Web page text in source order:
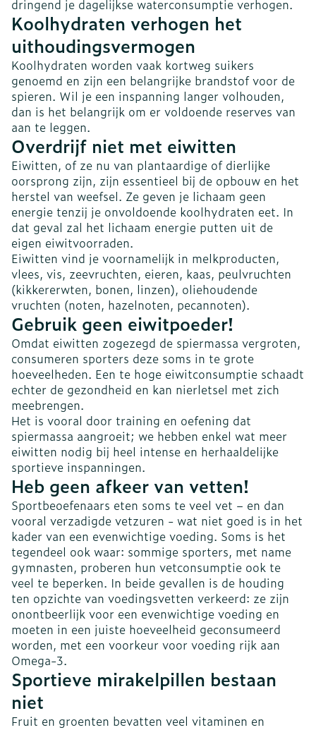
dringend je dagelijkse waterconsumptie verhogen.
Koolhydraten verhogen het
uithoudingsvermogen
Koolhydraten worden vaak kortweg suikers
genoemd en zijn een belangrijke brandstof voor de
spieren. Wil je een inspanning langer volhouden,
dan is het belangrijk om er voldoende reserves van
aan te leggen.
Overdrijf niet met eiwitten
Eiwitten, of ze nu van plantaardige of dierlijke
oorsprong zijn, zijn essentieel bij de opbouw en het
herstel van weefsel. Ze geven je lichaam geen
energie tenzij je onvoldoende koolhydraten eet. In
dat geval zal het lichaam energie putten uit de
eigen eiwitvoorraden.
Eiwitten vind je voornamelijk in melkproducten,
vlees, vis, zeevruchten, eieren, kaas, peulvruchten
(kikkererwten, bonen, linzen), oliehoudende
vruchten (noten, hazelnoten, pecannoten).
Gebruik geen eiwitpoeder!
Omdat eiwitten zogezegd de spiermassa vergroten,
consumeren sporters deze soms in te grote
hoeveelheden. Een te hoge eiwitconsumptie schaadt
echter de gezondheid en kan nierletsel met zich
meebrengen.
Het is vooral door training en oefening dat
spiermassa aangroeit; we hebben enkel wat meer
eiwitten nodig bij heel intense en herhaaldelijke
sportieve inspanningen.
Heb geen afkeer van vetten!
Sportbeoefenaars eten soms te veel vet – en dan
vooral verzadigde vetzuren - wat niet goed is in het
kader van een evenwichtige voeding. Soms is het
tegendeel ook waar: sommige sporters, met name
gymnasten, proberen hun vetconsumptie ook te
veel te beperken. In beide gevallen is de houding
ten opzichte van voedingsvetten verkeerd: ze zijn
onontbeerlijk voor een evenwichtige voeding en
moeten in een juiste hoeveelheid geconsumeerd
worden, met een voorkeur voor voeding rijk aan
Omega-3.
Sportieve mirakelpillen bestaan
niet
Fruit en groenten bevatten veel vitaminen en